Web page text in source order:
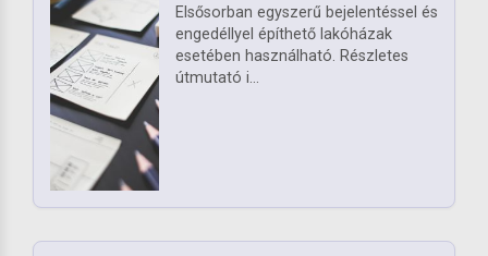
Elsősorban egyszerű bejelentéssel és
engedéllyel építhető lakóházak
esetében használható. Részletes
útmutató i...